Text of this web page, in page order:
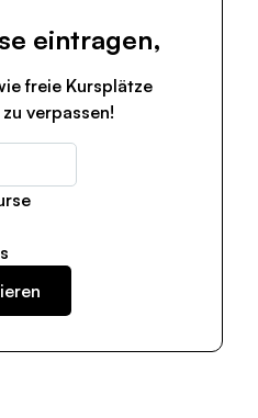
eintragen,
freie Kursplätze
verpassen!